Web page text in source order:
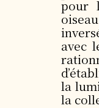
pour
avec
la
la